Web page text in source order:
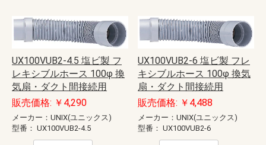
UX100VUB2-4.5 塩ビ製 フ
レキシブルホース 100φ 換
気扇・ダクト間接続用
販売価格: ￥4,290
メーカー：UNIX(ユニックス)
型番： UX100VUB2-4.5
UX100VUB2-6 塩ビ製 フレ
キシブルホース 100φ 換気
扇・ダクト間接続用
販売価格: ￥4,488
メーカー：UNIX(ユニックス)
型番： UX100VUB2-6